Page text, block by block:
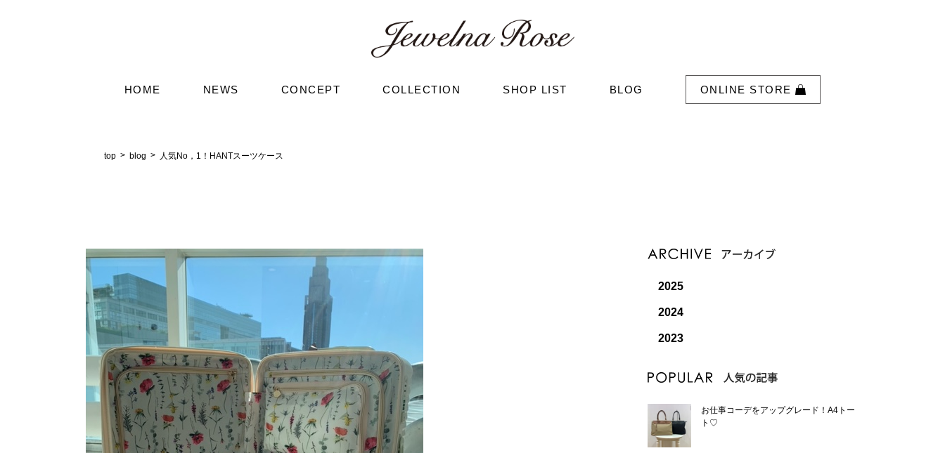
HOME NEWS CONCEPT COLLECTION SHOP LIST BLOG ONLINE STORE
top blog 人気Nо，1！HANTスーツケース
2025
2024
2023
お仕事コーデをアップグレード！A4トー
ト♡